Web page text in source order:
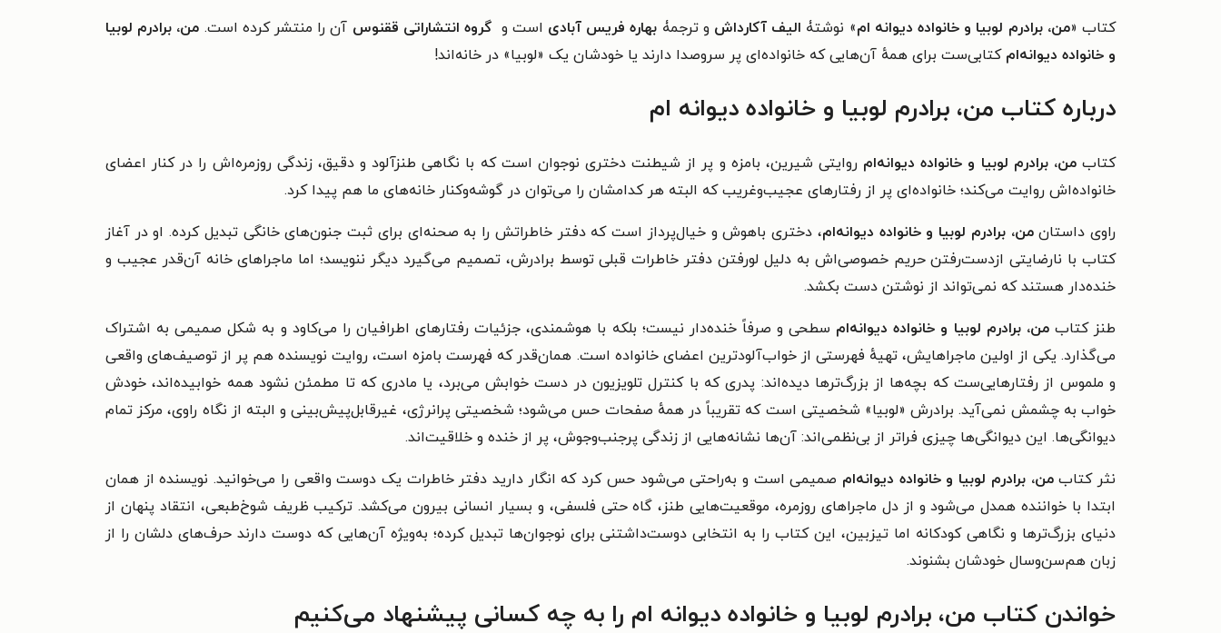
کتاب «من، برادرم لوبیا و خانواده دیوانه ام» نوشتۀ الیف آکارداش و ترجمۀ بهاره فریس آبادی است و گروه انتشاراتی ققنوس آن را منتشر کرده است. من، برادرم لوبیا
و خانواده دیوانه‌امکتابی‌ست برای همهٔ آن‌هایی که خانواده‌ای پر سروصدا دارند یا خودشان یک «لوبیا» در خانه‌اند!
درباره کتاب من، برادرم لوبیا و خانواده دیوانه ام
کتابمن، برادرم لوبیا و خانواده دیوانه‌ام روایتی شیرین، بامزه و پر از شیطنت دختری نوجوان است که با نگاهی طنزآلود و دقیق، زندگی روزمره‌اش را در کنار اعضای
خانواده‌اش روایت می‌کند؛ خانواده‌ای پر از رفتارهای عجیب‌وغریب که البته هر کدامشان را می‌توان در گوشه‌وکنار خانه‌های ما هم پیدا کرد.
راوی داستانمن، برادرم لوبیا و خانواده دیوانه‌ام، دختری باهوش و خیال‌پرداز است که دفتر خاطراتش را به صحنه‌ای برای ثبت جنون‌های خانگی تبدیل کرده. او در آغاز
کتاب با نارضایتی ازدست‌رفتن حریم خصوصی‌اش به دلیل لورفتن دفتر خاطرات قبلی توسط برادرش، تصمیم می‌گیرد دیگر ننویسد؛ اما ماجراهای خانه آن‌قدر عجیب و
خنده‌دار هستند که نمی‌تواند از نوشتن دست بکشد.
طنز کتابمن، برادرم لوبیا و خانواده دیوانه‌ام سطحی و صرفاً خنده‌دار نیست؛ بلکه با هوشمندی، جزئیات رفتارهای اطرافیان را می‌کاود و به شکل صمیمی به اشتراک
می‌گذارد. یکی از اولین ماجراهایش، تهیهٔ فهرستی از خواب‌آلودترین اعضای خانواده است. همان‌قدر که فهرست بامزه است، روایت نویسنده هم پر از توصیف‌های واقعی
و ملموس از رفتارهایی‌ست که بچه‌ها از بزرگ‌ترها دیده‌اند: پدری که با کنترل تلویزیون در دست خوابش می‌برد، یا مادری که تا مطمئن نشود همه خوابیده‌اند، خودش
خواب به چشمش نمی‌آید. برادرش «لوبیا» شخصیتی است که تقریباً در همهٔ صفحات حس می‌شود؛ شخصیتی پرانرژی، غیرقابل‌پیش‌بینی و البته از نگاه راوی، مرکز تمام
دیوانگی‌ها. این دیوانگی‌ها چیزی فراتر از بی‌نظمی‌اند: آن‌ها نشانه‌هایی از زندگی پرجنب‌وجوش، پر از خنده و خلاقیت‌اند.
نثر کتابمن، برادرم لوبیا و خانواده دیوانه‌ام صمیمی است و به‌راحتی می‌شود حس کرد که انگار دارید دفتر خاطرات یک دوست واقعی را می‌خوانید. نویسنده از همان
ابتدا با خواننده همدل می‌شود و از دل ماجراهای روزمره، موقعیت‌هایی طنز، گاه حتی فلسفی، و بسیار انسانی بیرون می‌کشد. ترکیب ظریف شوخ‌طبعی، انتقاد پنهان از
دنیای بزرگ‌ترها و نگاهی کودکانه اما تیزبین، این کتاب را به انتخابی دوست‌داشتنی برای نوجوان‌ها تبدیل کرده؛ به‌ویژه آن‌هایی که دوست دارند حرف‌های دلشان را از
زبان هم‌سن‌وسال خودشان بشنوند.
خواندن کتاب من، برادرم لوبیا و خانواده دیوانه ام را به چه کسانی پیشنهاد می‌کنیم